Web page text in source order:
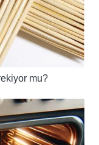
mu?